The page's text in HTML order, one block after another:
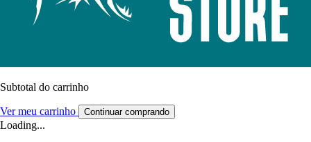
Subtotal do carrinho
Ver meu carrinho Continuar comprando
Loading...